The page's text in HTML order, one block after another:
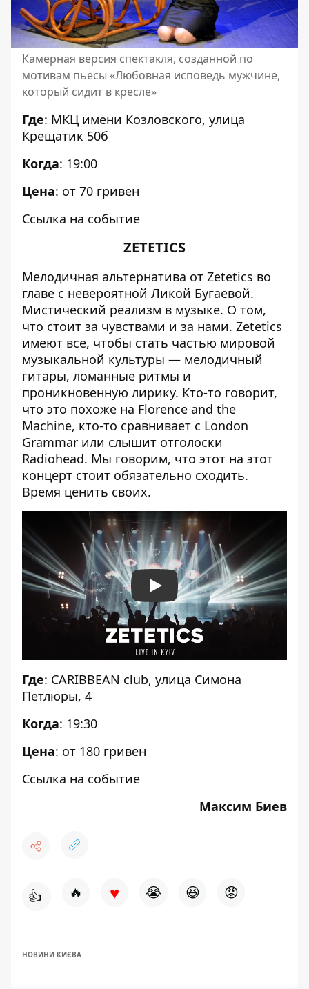
Камерная версия спектакля, созданной по
мотивам пьесы «Любовная исповедь мужчине,
который сидит в кресле»
Где: МКЦ имени Козловского, улица
Крещатик 50б
Когда: 19:00
Цена: от 70 гривен
Ссылка на событие
ZETETICS
Мелодичная альтернатива от Zetetics во
главе с невероятной Ликой Бугаевой.
Мистический реализм в музыке. О том,
что стоит за чувствами и за нами. Zetetics
имеют все, чтобы стать частью мировой
музыкальной культуры — мелодичный
гитары, ломанные ритмы и
проникновенную лирику. Кто-то говорит,
что это похоже на Florence and the
Machine, кто-то сравнивает с London
Grammar или слышит отголоски
Radiohead. Мы говорим, что этот на этот
концерт стоит обязательно сходить.
Время ценить своих.
Play
Где: CARIBBEAN club, улица Симона
Петлюры, 4
Когда: 19:30
Цена: от 180 гривен
Ссылка на событие
Максим Биев
👍 🔥 ♥ 😭 😆 😡
НОВИНИ КИЄВА